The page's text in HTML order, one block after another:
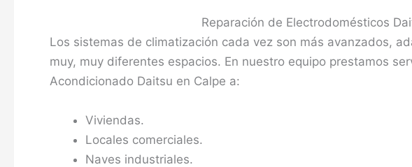
Reparación de Electrodomésticos
Los sistemas de climatización cada vez son más avanzados,
muy, muy diferentes espacios. En nuestro equipo prestamos
Acondicionado Daitsu en Calpe a:
Viviendas.
Locales comerciales.
Naves industriales.